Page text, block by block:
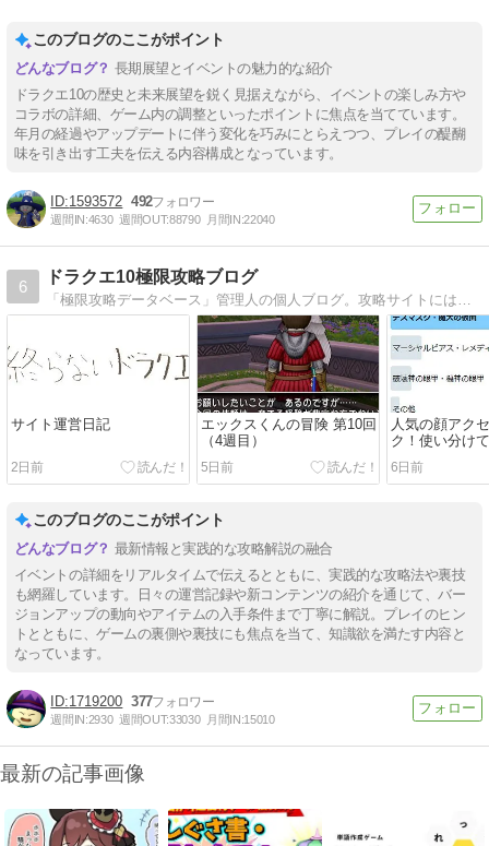
このブログのここがポイント
長期展望とイベントの魅力的な紹介
ドラクエ10の歴史と未来展望を鋭く見据えながら、イベントの楽しみ方や
コラボの詳細、ゲーム内の調整といったポイントに焦点を当てています。
年月の経過やアップデートに伴う変化を巧みにとらえつつ、プレイの醍醐
味を引き出す工夫を伝える内容構成となっています。
1593572 492
週間IN:4630 週間OUT:88790 月間IN:22040
6
ドラクエ10極限攻略ブログ
「極限攻略データベース」管理人の個人ブログ。攻略サイトには書けないような情報や時事ネタを扱います！
サイト運営日記
2日前
エックスくんの冒険 第10回
（4週目）
5日前
人気の顔アク
ク！使い分け
そう
6日前
このブログのここがポイント
最新情報と実践的な攻略解説の融合
イベントの詳細をリアルタイムで伝えるとともに、実践的な攻略法や裏技
も網羅しています。日々の運営記録や新コンテンツの紹介を通じて、バー
ジョンアップの動向やアイテムの入手条件まで丁寧に解説。プレイのヒン
トとともに、ゲームの裏側や裏技にも焦点を当て、知識欲を満たす内容と
なっています。
1719200 377
週間IN:2930 週間OUT:33030 月間IN:15010
最新の記事画像